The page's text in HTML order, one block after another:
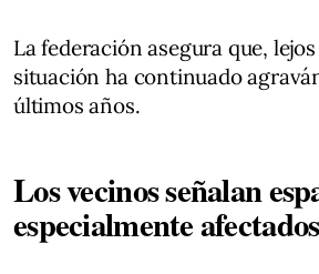
La federación asegura que,
situación ha continuado
últimos años.
Los vecinos señalan
especialmente afectados